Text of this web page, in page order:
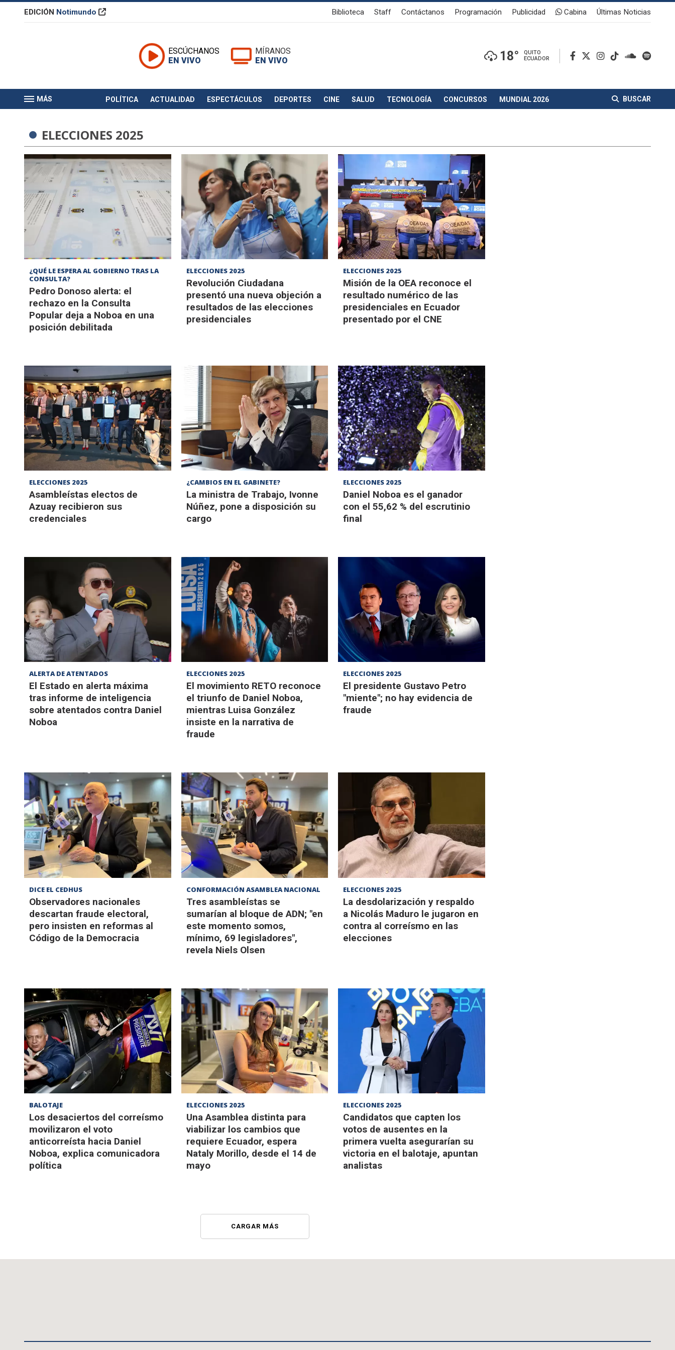
EDICIÓN Notimundo Biblioteca Staff Contáctanos Programación Publicidad Cabina Últimas Noticias
ESCÚCHANOS
EN VIVO
MÍRANOS
EN VIVO
18°
QUITO
ECUADOR
MÁS POLÍTICA ACTUALIDAD ESPECTÁCULOS DEPORTES CINE SALUD TECNOLOGÍA CONCURSOS MUNDIAL 2026 BUSCAR
ELECCIONES 2025
¿QUÉ LE ESPERA AL GOBIERNO TRAS LA
CONSULTA?
Pedro Donoso alerta: el
rechazo en la Consulta
Popular deja a Noboa en una
posición debilitada
ELECCIONES 2025
Revolución Ciudadana
presentó una nueva objeción a
resultados de las elecciones
presidenciales
ELECCIONES 2025
Misión de la OEA reconoce el
resultado numérico de las
presidenciales en Ecuador
presentado por el CNE
ELECCIONES 2025
Asambleístas electos de
Azuay recibieron sus
credenciales
¿CAMBIOS EN EL GABINETE?
La ministra de Trabajo, Ivonne
Núñez, pone a disposición su
cargo
ELECCIONES 2025
Daniel Noboa es el ganador
con el 55,62 % del escrutinio
final
ALERTA DE ATENTADOS
El Estado en alerta máxima
tras informe de inteligencia
sobre atentados contra Daniel
Noboa
ELECCIONES 2025
El movimiento RETO reconoce
el triunfo de Daniel Noboa,
mientras Luisa González
insiste en la narrativa de
fraude
ELECCIONES 2025
El presidente Gustavo Petro
"miente"; no hay evidencia de
fraude
DICE EL CEDHUS
Observadores nacionales
descartan fraude electoral,
pero insisten en reformas al
Código de la Democracia
CONFORMACIÓN ASAMBLEA NACIONAL
Tres asambleístas se
sumarían al bloque de ADN; "en
este momento somos,
mínimo, 69 legisladores",
revela Niels Olsen
ELECCIONES 2025
La desdolarización y respaldo
a Nicolás Maduro le jugaron en
contra al correísmo en las
elecciones
BALOTAJE
Los desaciertos del correísmo
movilizaron el voto
anticorreísta hacia Daniel
Noboa, explica comunicadora
política
ELECCIONES 2025
Una Asamblea distinta para
viabilizar los cambios que
requiere Ecuador, espera
Nataly Morillo, desde el 14 de
mayo
ELECCIONES 2025
Candidatos que capten los
votos de ausentes en la
primera vuelta asegurarían su
victoria en el balotaje, apuntan
analistas
CARGAR MÁS